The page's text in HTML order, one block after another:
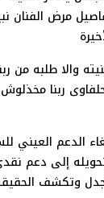
مرض الفنان
والا طلبه من
ربنا
الدعم العيني
إلى دعم
وتكشف